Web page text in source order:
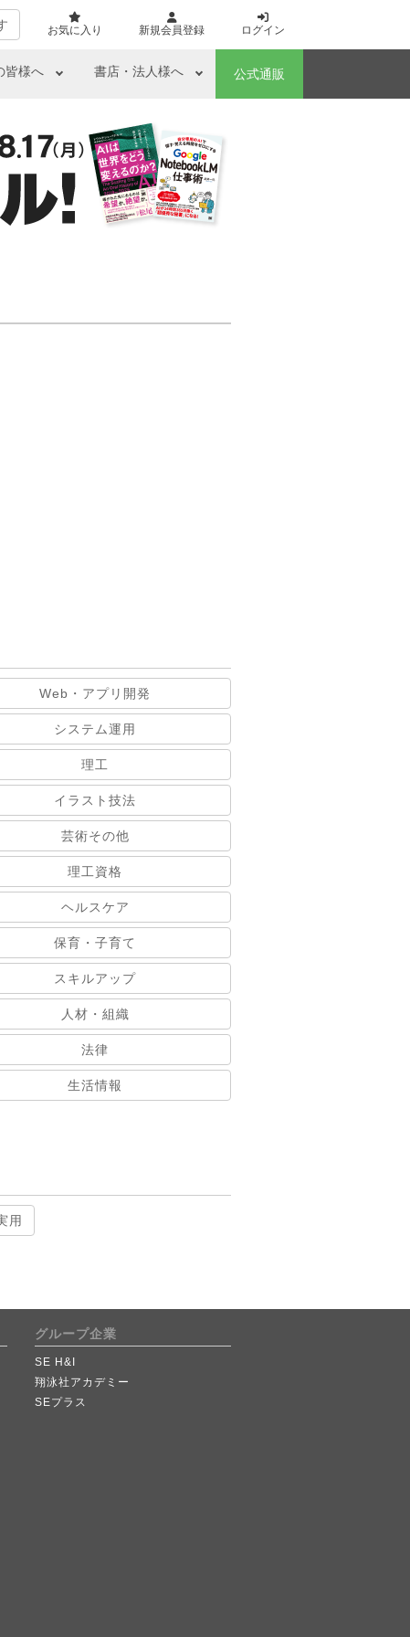
お気に入り 新規会員登録 ログイン
皆様へ 書店・法人様へ 公式通販
Web・アプリ開発
システム運用
理工
イラスト技法
芸術その他
理工資格
ヘルスケア
保育・子育て
スキルアップ
人材・組織
法律
生活情報
用
グループ企業
SE H&I
翔泳社アカデミー
SEプラス